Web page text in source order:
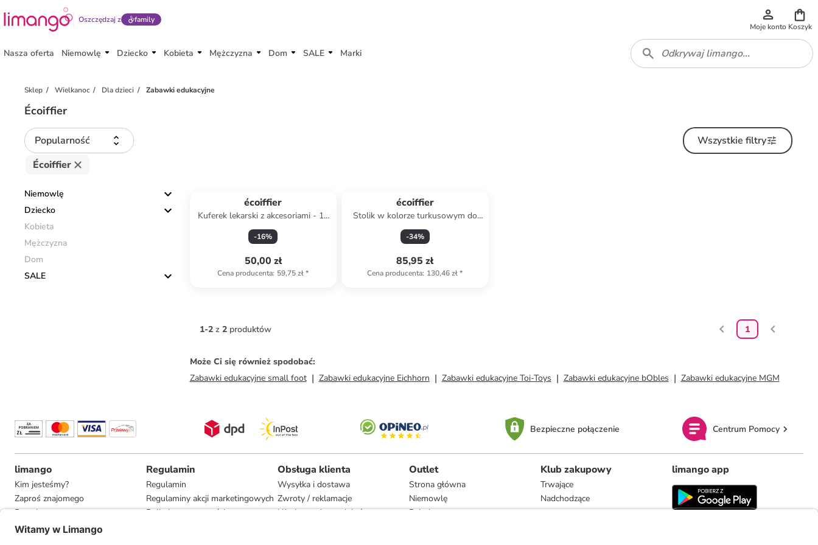
Oszczędzaj z family
Moje konto Koszyk
Nasza oferta Niemowlę Dziecko Kobieta Mężczyzna Dom SALE Marki
Sklep Wielkanoc Dla dzieci Zabawki edukacyjne
Écoiffier
Popularność
Wszystkie filtry
Écoiffier
Niemowlę
Dziecko
Kobieta
Mężczyzna
Dom
SALE
écoiffier
Kuferek lekarski z akcesoriami - 18
m+
-16%
50,00 zł
Cena producenta: 59,75 zł*
écoiffier
Stolik w kolorze turkusowym do
zabawy - 12 m+
-34%
85,95 zł
Cena producenta: 130,46 zł*
1-2 z 2 produktów 1
Może Ci się również spodobać:
Zabawki edukacyjne small foot
Zabawki edukacyjne Eichhorn Zabawki edukacyjne Toi-Toys Zabawki edukacyjne bObles Zabawki edukacyjne MGM
Bezpieczne połączenie Centrum Pomocy
limango
Kim jesteśmy?
Zaproś znajomego
Pracuj u nas
Informacje dla prasy
Regulamin
Regulamin
Regulaminy akcji marketingowych
Polityka prywatności
Obsługa klienta
Wysyłka i dostawa
Zwroty / reklamacje
Użytkowanie produktów
Outlet
Strona główna
Niemowlę
Dziecko
Klub zakupowy
Trwające
Nadchodzące
limango app